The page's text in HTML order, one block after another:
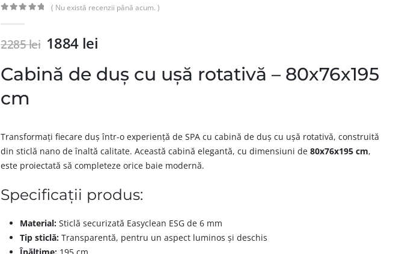
( Nu există recenzii până acum. )
2285lei 1884 lei
Cabină de duș cu ușă rotativă – 80x76x195
cm
Transformați fiecare duș într-o experiență de SPA cu cabină de duș cu ușă rotativă, construită
din sticlă nano de înaltă calitate. Această cabină elegantă, cu dimensiuni de80x76x195 cm,
este proiectată să completeze orice baie modernă.
Specificații produs:
Material: Sticlă securizată Easyclean ESG de 6 mm
Tip sticlă: Transparentă, pentru un aspect luminos și deschis